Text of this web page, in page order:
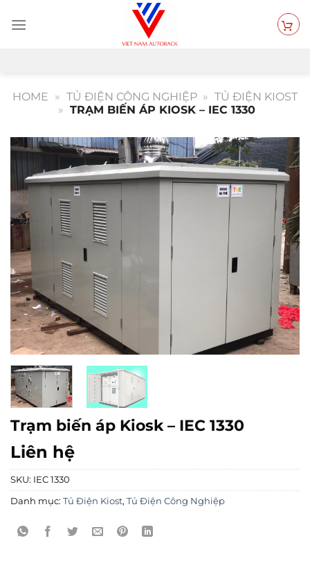
qua
HOME » TỦ ĐIỆN CÔNG NGHIỆP » TỦ ĐIỆN KIOST
» TRẠM BIẾN ÁP KIOSK – IEC 1330
Trạm biến áp Kiosk – IEC 1330
Liên hệ
SKU: IEC 1330
Danh mục: Tủ Điện Kiost, Tủ Điện Công Nghiệp